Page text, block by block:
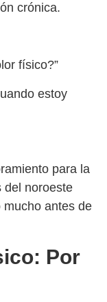
crónica.
físico?”
estoy
para la
del noroeste
antes de
Por